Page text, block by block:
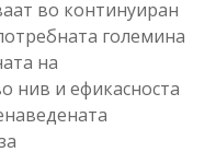
во континуиран
големина
на
нив и ефикасноста